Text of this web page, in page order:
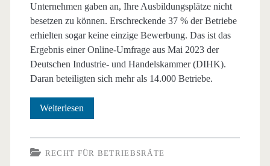
Unternehmen gaben an, Ihre Ausbildungsplätze nicht
besetzen zu können. Erschreckende 37 % der Betriebe
erhielten sogar keine einzige Bewerbung. Das ist das
Ergebnis einer Online-Umfrage aus Mai 2023 der
Deutschen Industrie- und Handelskammer (DIHK).
Daran beteiligten sich mehr als 14.000 Betriebe.
Weiterlesen
Azubimangel
RECHT FÜR BETRIEBSRÄTE